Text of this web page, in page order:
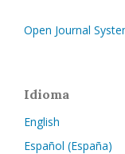
Open Journal
Idioma
English
Español (España)